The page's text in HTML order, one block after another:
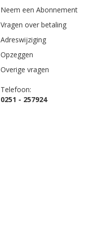
Neem een Abonnement
Vragen over betaling
Adreswijziging
Opzeggen
Overige vragen
Telefoon:
0251 - 257924